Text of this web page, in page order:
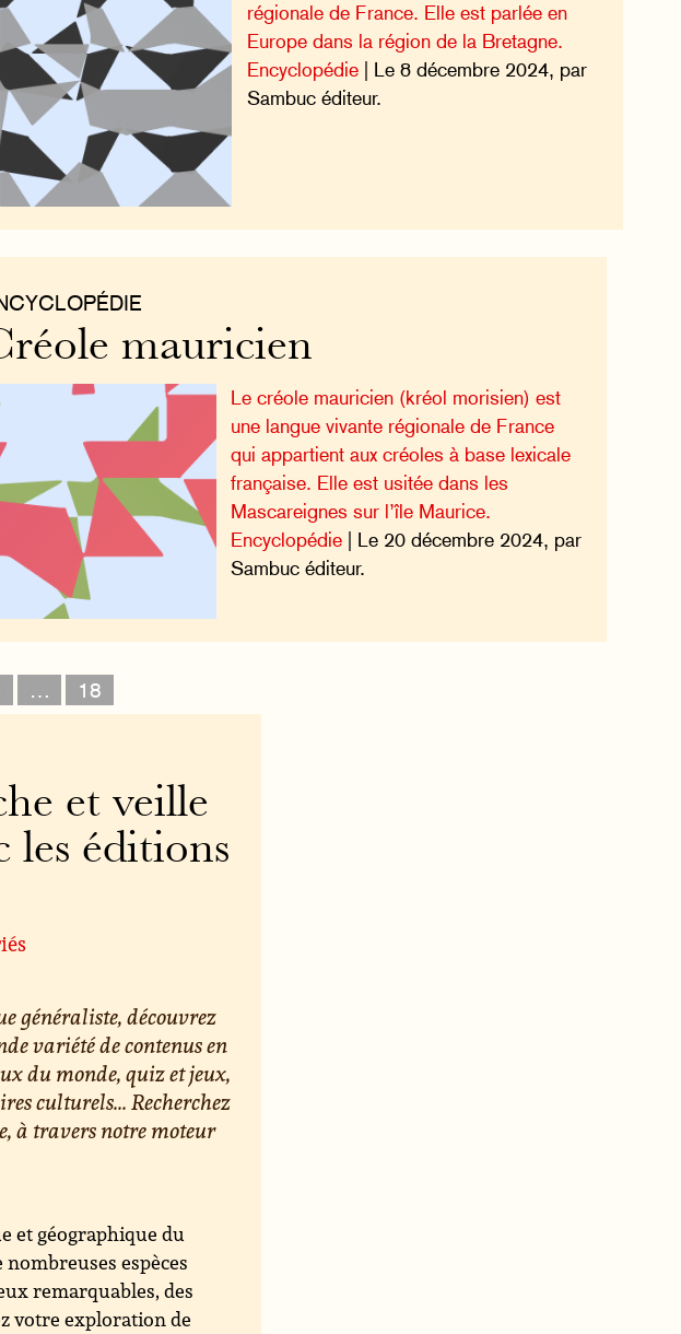
régionale de France. Elle est parlée en
Europe dans la région de la Bretagne.
Encyclopédie| Le 8 décembre 2024, par
Sambuc éditeur.
mauricien
Le créole mauricien (kréol morisien) est
une langue vivante régionale de France
qui appartient aux créoles à base lexicale
française. Elle est usitée dans les
Mascareignes sur l’île Maurice.
Encyclopédie | Le 20 décembre 2024, par
Sambuc éditeur.
… 18
et veille
les éditions
généraliste, découvrez
variété de contenus en
du monde, quiz et jeux,
culturels... Recherchez
à travers notre moteur
et géographique du
espèces
remarquables, des
votre exploration de